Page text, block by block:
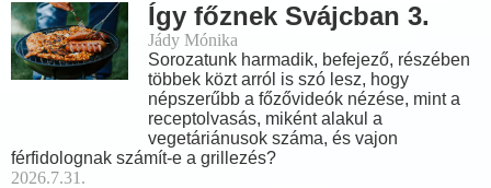
Így főznek Svájcban 3.
Jády Mónika
Sorozatunk harmadik, befejező, részében
többek közt arról is szó lesz, hogy
népszerűbb a főzővideók nézése, mint a
receptolvasás, miként alakul a
vegetáriánusok száma, és vajon
férfidolognak számít-e a grillezés?
2026.7.31.